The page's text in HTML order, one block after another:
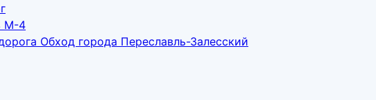
М-4
Обход города Переславль-Залесский